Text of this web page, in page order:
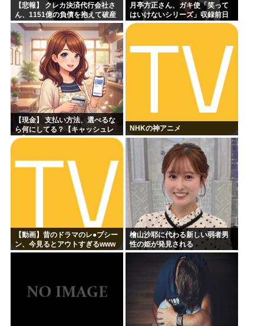
【悲報】 クレカ決済代行会社さ
ん、1151億の負債を抱えて破産
←これヤバ過ぎるやろw w w w w
w wっw
月亭方正さん、ガキ使「笑って
はいけないシリーズ」収録前日
の様子がこちらｗｗｗｗｗ
【現金】 支払い方法、選べるな
ら何にしてる？【キャッシュレ
ス】
NHKの神アニメ
【動画】昔のドラマのレ●プシー
ン、今見るとアウトすぎるwww
檜山沙耶に代わる新しい弱者男
性の姫が発見される